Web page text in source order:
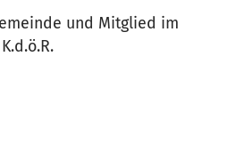
und Mitglied im